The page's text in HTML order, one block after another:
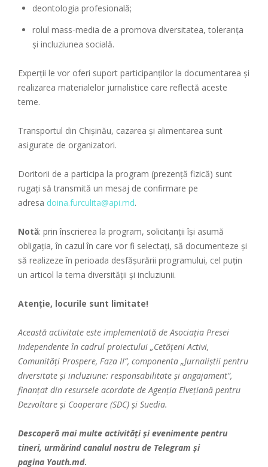
deontologia profesională;
rolul mass-media de a promova diversitatea, toleranța
și incluziunea socială.
Experții le vor oferi suport participanților la documentarea și
realizarea materialelor jurnalistice care reflectă aceste
teme.
Transportul din Chișinău, cazarea și alimentarea sunt
asigurate de organizatori.
Doritorii de a participa la program (prezență fizică) sunt
rugați să transmită un mesaj de confirmare pe
adresa doina.furculita@api.md.
Notă: prin înscrierea la program, solicitanții își asumă
obligația, în cazul în care vor fi selectați, să documenteze și
să realizeze în perioada desfășurării programului, cel puțin
un articol la tema diversității și incluziunii.
Atenție, locurile sunt limitate!
Această activitate este implementată de Asociația Presei
Independente în cadrul proiectului „Cetățeni Activi,
Comunități Prospere, Faza II”, componenta „Jurnaliștii pentru
diversitate și incluziune: responsabilitate și angajament”,
finanțat din resursele acordate de Agenția Elvețiană pentru
Dezvoltare și Cooperare (SDC) și Suedia.
Descoperă mai multe activități și evenimente pentru
tineri, urmărind canalul nostru de Telegram și
pagina Youth.md.